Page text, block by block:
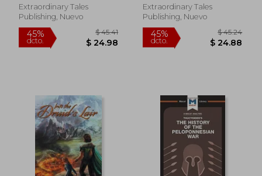
Extraordinary Tales
Publishing, Nuevo
Extraordinary Tales
Publishing, Nuevo